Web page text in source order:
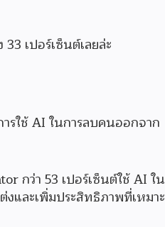
เปอร์เซ็นต์เลยล่ะ
รใช้ AI ในการลบคนออกจาก
กว่า 53 เปอร์เซ็นต์ใช้ AI ใน
งและเพิ่มประสิทธิภาพที่เหมาะ